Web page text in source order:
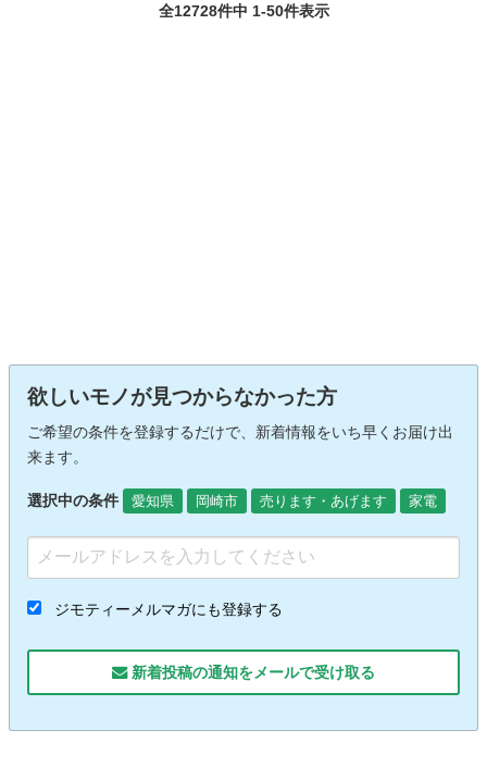
全12728件中 1-50件表示
欲しいモノが見つからなかった方
ご希望の条件を登録するだけで、新着情報をいち早くお届け出
来ます。
選択中の条件 愛知県 岡崎市 売ります・あげます 家電
ジモティーメルマガにも登録する
新着投稿の通知をメールで受け取る